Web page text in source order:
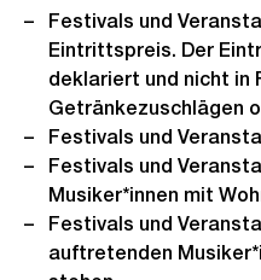
Festivals und
Eintrittspreis. Der
deklariert und nicht in
Getränkezuschlägen
Festivals und
Festivals und
Musiker*innen mit
Festivals und
auftretenden